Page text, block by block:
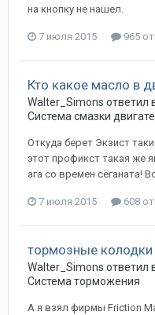
на кнопку не нашел.
7 июля 2015 965
Кто какое масло в
Walter_Simons ответил
Система смазки
Откуда берет Экзист
этот профикст такая же
ага со времен сёганата!
7 июля 2015 608
тормозные колодки
Walter_Simons ответил
Система торможения
А я взял фирмы Friction